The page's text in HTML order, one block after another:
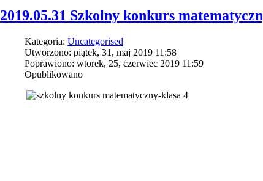
2019.05.31 Szkolny konkurs
Kategoria: Uncategorised
Utworzono: piątek, 31, maj 2019 11:58
Poprawiono: wtorek, 25, czerwiec 2019 11:59
Opublikowano